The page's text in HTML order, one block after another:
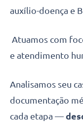
auxílio-doença e
Atuamos com
e atendimento
Analisamos seu
documentação
cada etapa —